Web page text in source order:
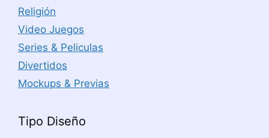
Religión
Video Juegos
Series & Peliculas
Divertidos
Mockups & Previas
Tipo Diseño